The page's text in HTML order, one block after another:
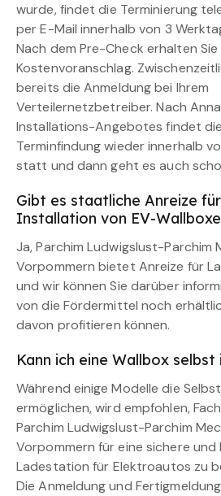
wurde, findet die Terminierung
per E-Mail innerhalb von 3
Nach dem Pre-Check erhalten
Kostenvoranschlag.
bereits die Anmeldung bei Ihrem
Verteilernetzbetreiber. Nach
Installations-Angebotes findet die
Terminfindung wieder innerhalb
statt und dann geht es auch
Gibt es staatliche Anreize
Installation von EV-
Ja, Parchim Ludwigslust-Parchim
Vorpommern bietet Anreize für
und wir können Sie darüber
von die Fördermittel noch
davon profitieren können.
Kann ich eine Wallbox selbst
Während einige Modelle die
ermöglichen, wird empfohlen,
Parchim Ludwigslust-Parchim
Vorpommern für eine sichere und
Ladestation für Elektroautos zu
Die Anmeldung und